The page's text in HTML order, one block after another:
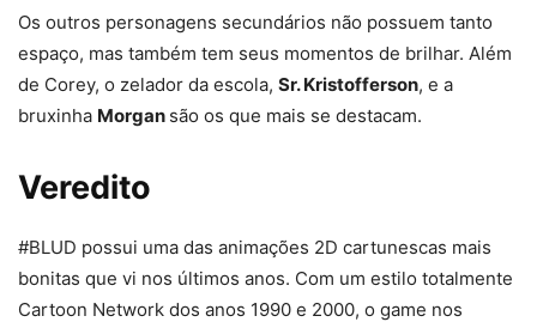
Os outros personagens secundários não possuem tanto
espaço, mas também tem seus momentos de brilhar. Além
de Corey, o zelador da escola, Sr. Kristofferson, e a
bruxinha Morgan são os que mais se destacam.
Veredito
#BLUD possui uma das animações 2D cartunescas mais
bonitas que vi nos últimos anos. Com um estilo totalmente
Cartoon Network dos anos 1990 e 2000, o game nos